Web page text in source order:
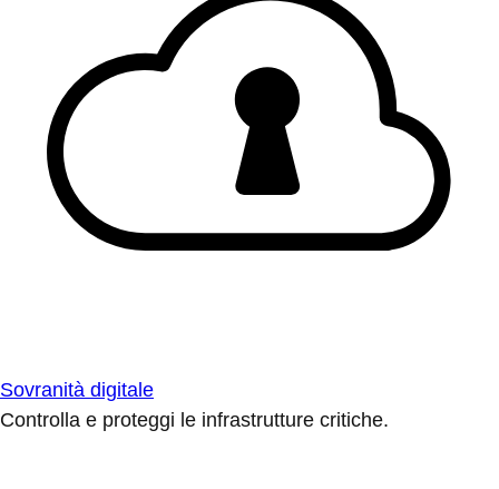
Sovranità digitale
Controlla e proteggi le infrastrutture critiche.